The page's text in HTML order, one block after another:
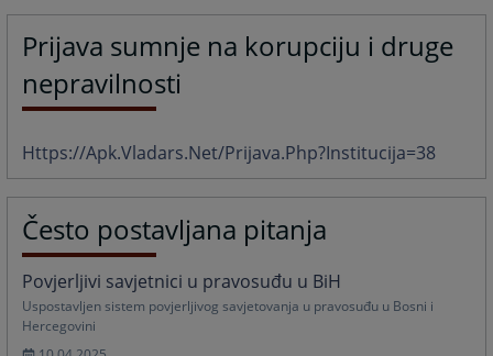
Prijava sumnje na korupciju i druge
nepravilnosti
Https://apk.vladars.net/prijava.php?institucija=38
Često postavljana pitanja
Povjerljivi savjetnici u pravosuđu u BiH
Uspostavljen sistem povjerljivog savjetovanja u pravosuđu u Bosni i
Hercegovini